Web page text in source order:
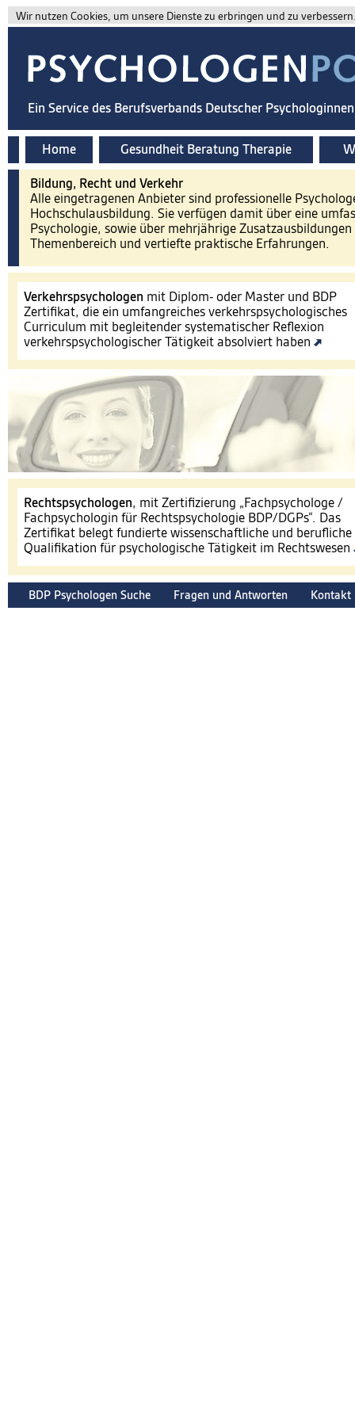
Wir nutzen Cookies, um unsere Dienste zu erbringen und zu
Ein Service des Berufsverbands Deutscher
Home Gesundheit Beratung Therapie
Bildung, Recht und Verkehr
Alle eingetragenen Anbieter sind professionelle
Hochschulausbildung. Sie verfügen damit über eine
Psychologie, sowie über mehrjährige
Themenbereich und vertiefte praktische Erfahrungen.
Verkehrspsychologen mit Diplom- oder Master und BDP
Zertifikat, die ein umfangreiches verkehrspsychologisches
Curriculum mit begleitender systematischer Reflexion
verkehrspsychologischer Tätigkeit absolviert haben
​Rechtspsychologen, mit Zertifizierung „Fachpsychologe /
Fachpsychologin für Rechtspsychologie BDP/DGPs“. Das
Zertifikat belegt fundierte wissenschaftliche und berufliche
Qualifikation für psychologische Tätigkeit im Rechtswesen
BDP Psychologen Suche Fragen und Antworten Kontakt